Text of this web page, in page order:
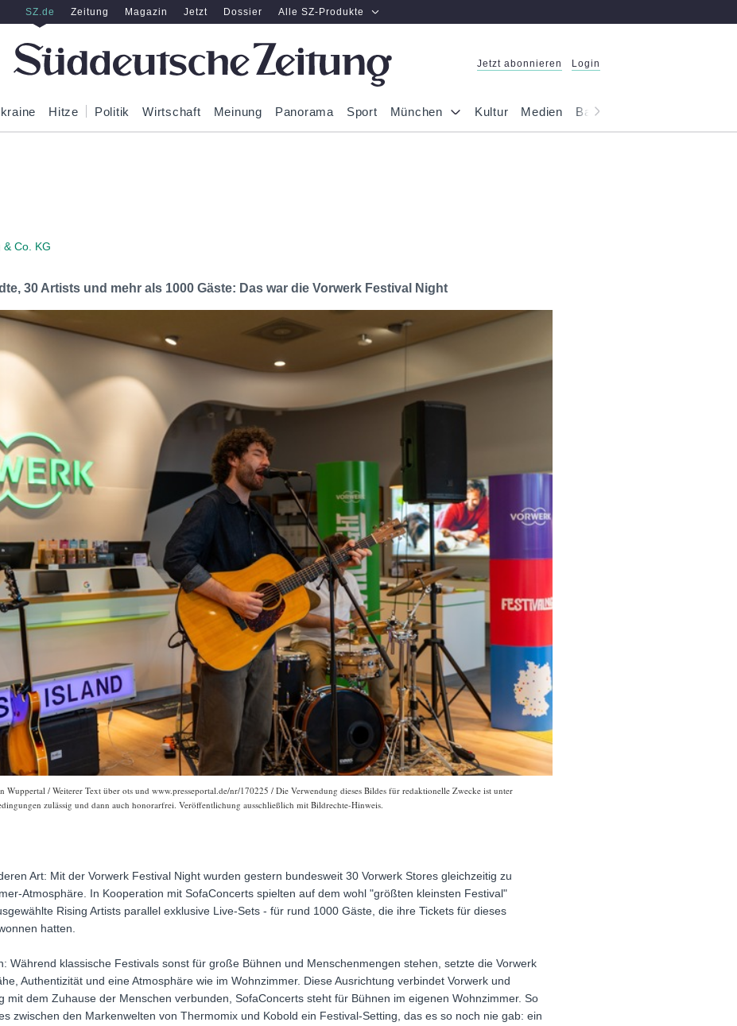
SZ.de Zeitung Magazin Jetzt Dossier Alle SZ-Produkte
Jetzt abonnieren Login
Hitze Politik Wirtschaft Meinung Panorama Sport München Kultur Medien Bayern
& Co. KG
30 Artists und mehr als 1000 Gäste: Das war die Vorwerk Festival Night
/ Weiterer Text über ots und www.presseportal.de/nr/170225 / Die Verwendung dieses Bildes für redaktionelle Zwecke ist unter
zulässig und dann auch honorarfrei. Veröffentlichung ausschließlich mit Bildrechte-Hinweis.
Art: Mit der Vorwerk Festival Night wurden gestern bundesweit 30 Vorwerk Stores gleichzeitig zu
Atmosphäre. In Kooperation mit SofaConcerts spielten auf dem wohl "größten kleinsten Festival"
Rising Artists parallel exklusive Live-Sets - für rund 1000 Gäste, die ihre Tickets für dieses
hatten.
Während klassische Festivals sonst für große Bühnen und Menschenmengen stehen, setzte die Vorwerk
Authentizität und eine Atmosphäre wie im Wohnzimmer. Diese Ausrichtung verbindet Vorwerk und
mit dem Zuhause der Menschen verbunden, SofaConcerts steht für Bühnen im eigenen Wohnzimmer. So
zwischen den Markenwelten von Thermomix und Kobold ein Festival-Setting, das es so noch nie gab: ein